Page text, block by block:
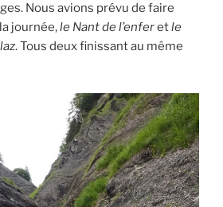
Nous avions prévu de faire
journée,le Nant de l’enferetle
. Tous deux finissant au même